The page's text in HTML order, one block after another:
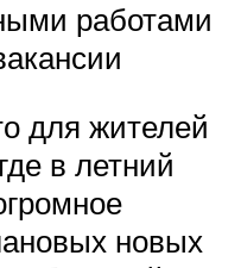
работами
для жителей
в летний
новых